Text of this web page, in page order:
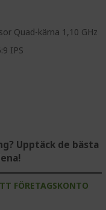
Quad-kärna 1,10 GHz
IPS
Upptäck de bästa
FÖRETAGSKONTO